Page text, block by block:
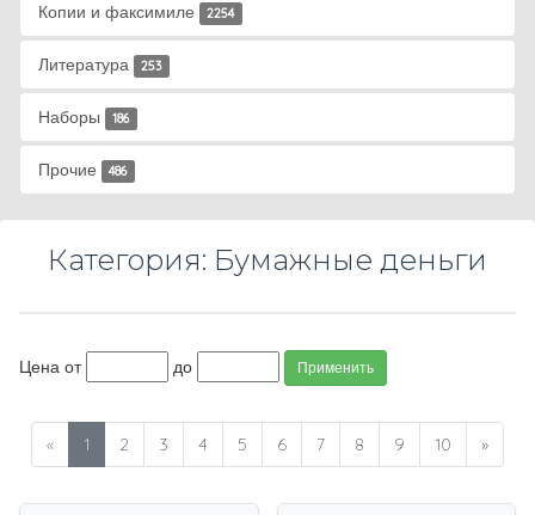
Копии и факсимиле 2254
Литература 253
Наборы 186
Прочие 486
Категория: Бумажные деньги
Цена от до Применить
« 1 2 3 4 5 6 7 8 9 10 »